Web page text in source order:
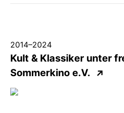
Kult & Klassiker unter
Sommerkino e.V.
↗
2014–2024